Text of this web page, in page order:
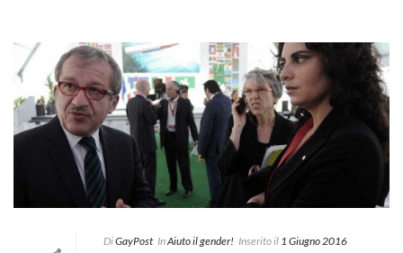
DiGayPost InAiuto il gender! Inserito il 1 Giugno 2016